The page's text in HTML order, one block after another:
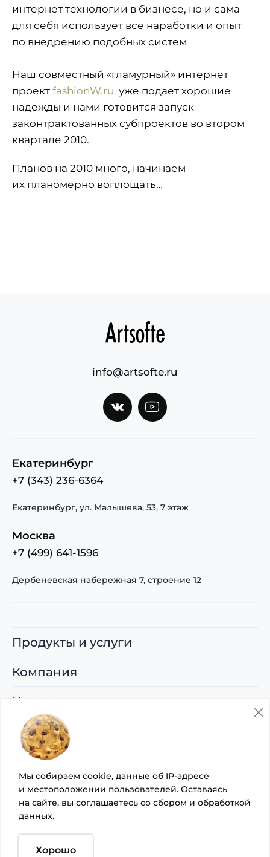
интернет технологии в бизнесе, но и сама
для себя использует все наработки и опыт
по внедрению подобных систем
Наш совместный «гламурный» интернет
проект fashionW.ru уже подает хорошие
надежды и нами готовится запуск
законтрактованных субпроектов во втором
квартале 2010.
Планов на 2010 много, начинаем
их планомерно воплощать…
info@artsofte.ru
Екатеринбург
+7 (343) 236-6364
Екатеринбург, ул. Малышева, 53, 7 этаж
Москва
+7 (499) 641-1596
Дербеневская набережная 7, строение 12
Продукты и услуги
Компания
Карьера
Поддержка
© 2026 ООО «Управляющая компания
«Артсофте»
Политика организации в отношении обработки
персональных данных на сайте
Согласие на осуществление рекламной рассылки
Мы собираем cookie, данные об IP-адресе
и местоположении пользователей. Оставаясь
на сайте, вы соглашаетесь со сбором и обработкой
данных.
Хорошо